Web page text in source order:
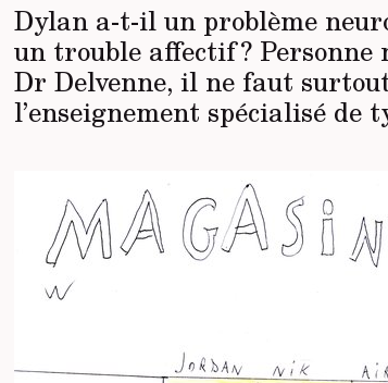
Dylan a-t-il un problème
un trouble affectif ?
Dr Delvenne, il ne faut
l’enseignement spécialisé de